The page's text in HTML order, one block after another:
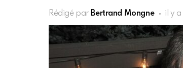
Rédigé par Bertrand Mongne il y a